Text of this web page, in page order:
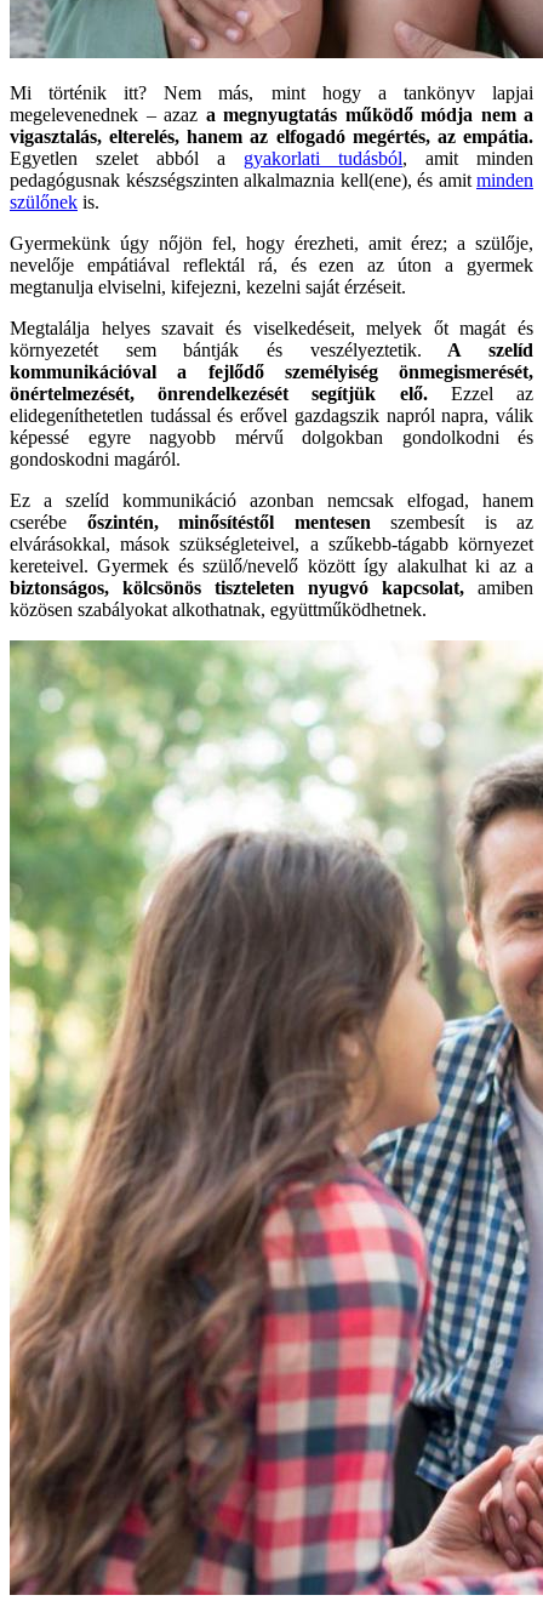
Mi történik itt? Nem más, mint hogy a tankönyv lapjai
megelevenednek – azaz a megnyugtatás működő módja nem a
vigasztalás, elterelés, hanem az elfogadó megértés, az empátia.
Egyetlen szelet abból a gyakorlati tudásból, amit minden
pedagógusnak készségszinten alkalmaznia kell(ene), és amit minden
szülőnek is.
Gyermekünk úgy nőjön fel, hogy érezheti, amit érez; a szülője,
nevelője empátiával reflektál rá, és ezen az úton a gyermek
megtanulja elviselni, kifejezni, kezelni saját érzéseit.
Megtalálja helyes szavait és viselkedéseit, melyek őt magát és
környezetét sem bántják és veszélyeztetik. A szelíd
kommunikációval a fejlődő személyiség önmegismerését,
önértelmezését, önrendelkezését segítjük elő. Ezzel az
elidegeníthetetlen tudással és erővel gazdagszik napról napra, válik
képessé egyre nagyobb mérvű dolgokban gondolkodni és
gondoskodni magáról.
Ez a szelíd kommunikáció azonban nemcsak elfogad, hanem
cserébe őszintén, minősítéstől mentesen szembesít is az
elvárásokkal, mások szükségleteivel, a szűkebb-tágabb környezet
kereteivel. Gyermek és szülő/nevelő között így alakulhat ki az a
biztonságos, kölcsönös tiszteleten nyugvó kapcsolat, amiben
közösen szabályokat alkothatnak, együttműködhetnek.